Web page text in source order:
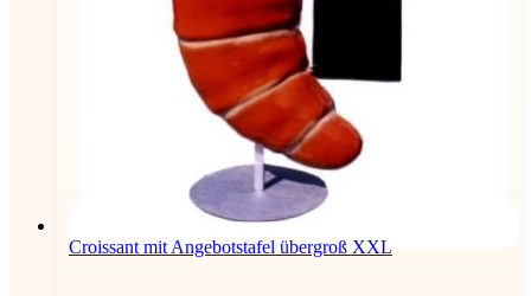
Croissant mit Angebotstafel übergroß XXL